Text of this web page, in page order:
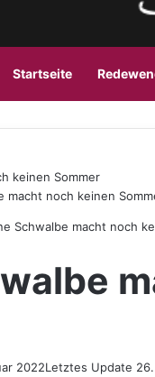
Startseite
macht noch keinen
Schwalbe macht noch
2022Letztes Update